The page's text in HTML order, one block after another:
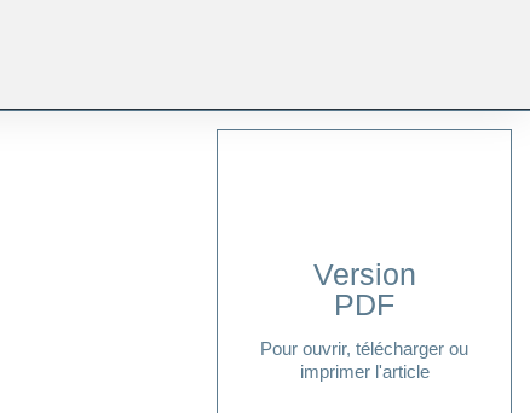
Version
PDF
Pour ouvrir, télécharger ou
imprimer l'article
Cliquer ici